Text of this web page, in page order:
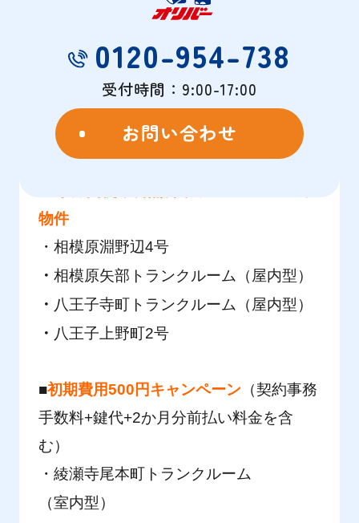
0120-954-738
受付時間：9:00-17:00
お問い合わせ
※ご利用条件：6か月以上ご利用のお客
ている方は適用外とさせていただきま
す。（キャンペーンの連続利用不可）
物件
・ 相模原淵野辺4号
・ 相模原矢部トランクルーム（屋内型）
・ 八王子寺町トランクルーム（屋内型）
・ 八王子上野町2号
■初期費用500円キャンペーン （契約事務
手数料+鍵代+2か月分前払い料金を含
む）
・ 綾瀬寺尾本町トランクルーム
（室内型）